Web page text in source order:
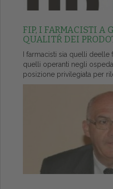
FIP, I FARMACISTI A
QUALITŔ DEI
I farmacisti sia quelli
quelli operanti negli
posizione privilegiata per